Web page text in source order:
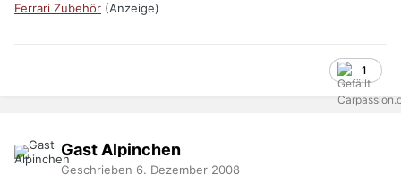
Ferrari Zubehör (Anzeige)
1
Gast Alpinchen
Geschrieben 6. Dezember 2008